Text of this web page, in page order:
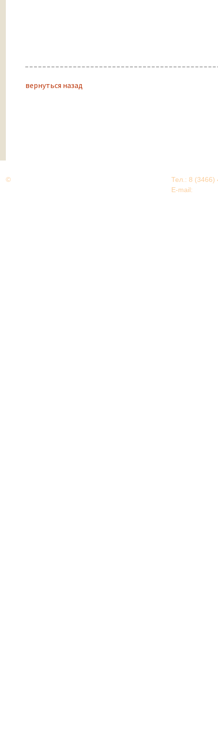
вернуться назад
©
Тел.: 8 (3466)
E-mail: